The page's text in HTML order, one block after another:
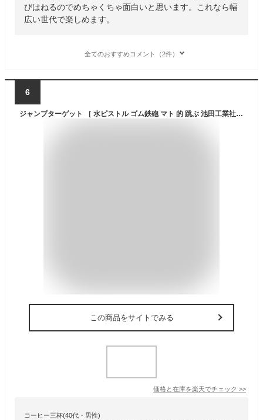
びはねるのでめちゃくちゃ面白いと思います。これなら幅
広い世代で楽しめます。
全てのおすすめコメント（2件）
6
ジャンプターゲット ［ 水ピストル ゴム鉄砲 マト 的 跳ぶ 池田工業社 ］【ゆうパケット】
この商品をサイトでみる
価格と在庫を楽天でチェック >>
コーヒー三杯(40代・男性)